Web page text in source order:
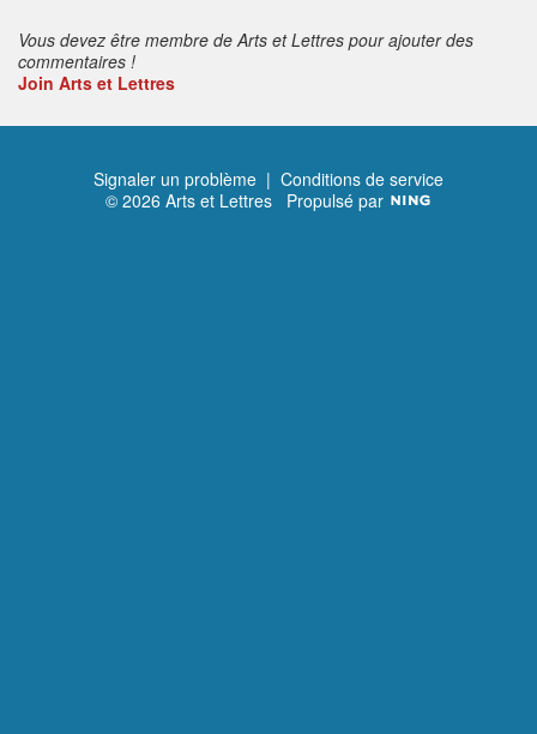
Vous devez être membre de Arts et Lettres pour ajouter des
commentaires !
Join Arts et Lettres
Signaler un problème | Conditions de service
© 2026 Arts et Lettres Propulsé par